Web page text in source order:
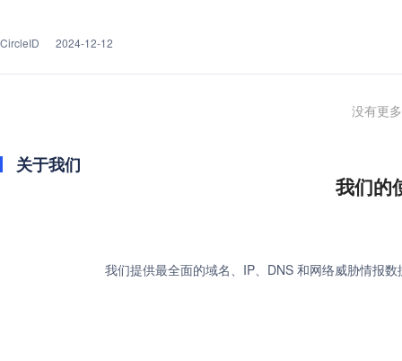
CircleID 2024-12-12
没有更
关于我们
我们的
我们提供最全面的域名、IP、DNS 和网络威胁情报